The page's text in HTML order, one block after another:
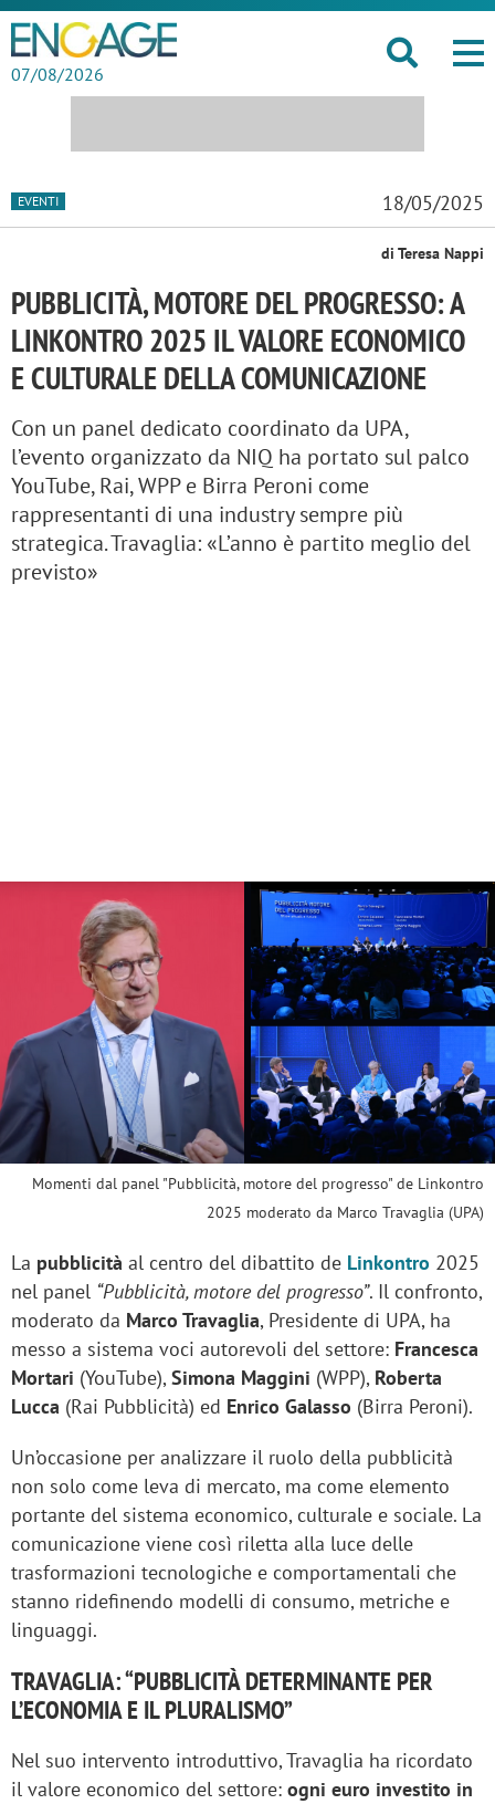
07/08/2026
EVENTI 18/05/2025
di Teresa Nappi
PUBBLICITÀ, MOTORE DEL PROGRESSO: A
LINKONTRO 2025 IL VALORE ECONOMICO
E CULTURALE DELLA COMUNICAZIONE
Con un panel dedicato coordinato da UPA,
l’evento organizzato da NIQ ha portato sul palco
YouTube, Rai, WPP e Birra Peroni come
rappresentanti di una industry sempre più
strategica. Travaglia: «L’anno è partito meglio del
previsto»
Momenti dal panel "Pubblicità, motore del progresso" de Linkontro
2025 moderato da Marco Travaglia (UPA)
La pubblicità al centro del dibattito de Linkontro 2025
nel panel “Pubblicità, motore del progresso”. Il confronto,
moderato da Marco Travaglia, Presidente di UPA, ha
messo a sistema voci autorevoli del settore: Francesca
Mortari (YouTube),Simona Maggini (WPP), Roberta
Lucca (Rai Pubblicità) ed Enrico Galasso (Birra Peroni).
Un’occasione per analizzare il ruolo della pubblicità
non solo come leva di mercato, ma come elemento
portante del sistema economico, culturale e sociale. La
comunicazione viene così riletta alla luce delle
trasformazioni tecnologiche e comportamentali che
stanno ridefinendo modelli di consumo, metriche e
linguaggi.
TRAVAGLIA: “PUBBLICITÀ DETERMINANTE PER
L’ECONOMIA E IL PLURALISMO”
Nel suo intervento introduttivo, Travaglia ha ricordato
il valore economico del settore: ogni euro investito in